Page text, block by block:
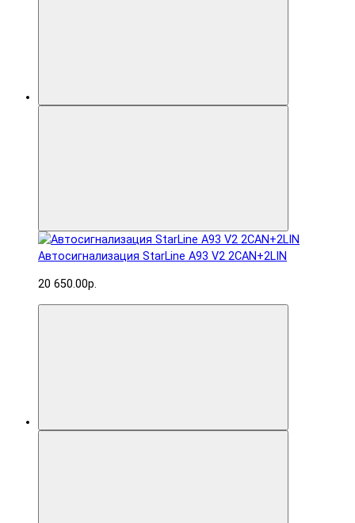
Автосигнализация StarLine A93 V2 2CAN+2LIN
20 650.00р.